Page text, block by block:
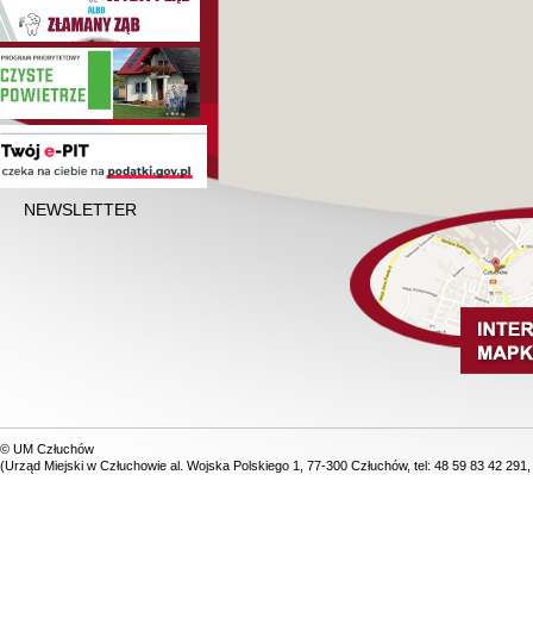
NEWSLETTER
© UM Człuchów
(Urząd Miejski w Człuchowie al. Wojska Polskiego 1, 77-300 Człuchów, tel: 48 59 83 42